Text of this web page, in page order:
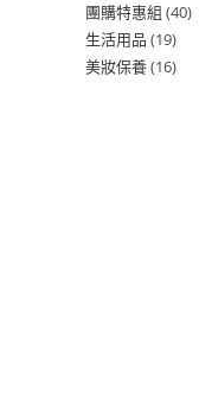
團購特惠組 40
生活用品 19
美妝保養 16